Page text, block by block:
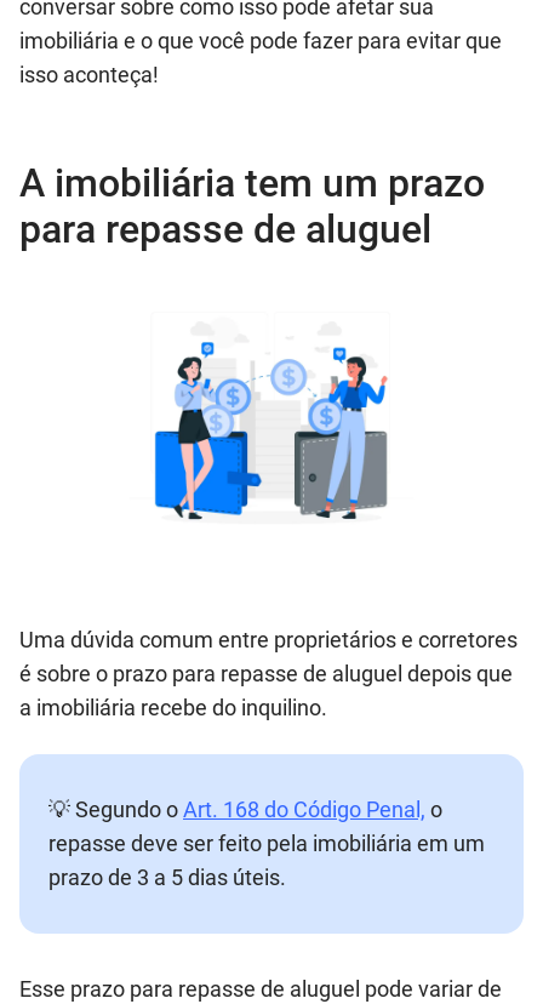
conversar sobre como isso pode afetar sua
imobiliária e o que você pode fazer para evitar que
isso aconteça!
A imobiliária tem um prazo
para repasse de aluguel
Uma dúvida comum entre proprietários e corretores
é sobre o prazo para repasse de aluguel depois que
a imobiliária recebe do inquilino.
💡 Segundo oArt. 168 do Código Penal, o
repasse deve ser feito pela imobiliária em um
prazo de 3 a 5 dias úteis.
Esse prazo para repasse de aluguel pode variar de